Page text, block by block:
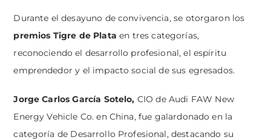
Durante el desayuno de convivencia, se otorgaron los
premios Tigre de Plata en tres categorías,
reconociendo el desarrollo profesional, el espíritu
emprendedor y el impacto social de sus egresados.
Jorge Carlos García Sotelo, CIO de Audi FAW New
Energy Vehicle Co. en China, fue galardonado en la
categoría de Desarrollo Profesional, destacando su